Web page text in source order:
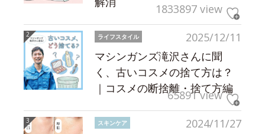
1833897 view
2025/12/11
ライフスタイル
マシンガンズ滝沢さんに聞
く、古いコスメの捨て方は？
｜コスメの断捨離・捨て方編
65891 view
2024/11/27
スキンケア